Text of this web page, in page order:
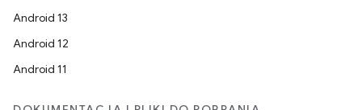
Android 13
Android 12
Android 11